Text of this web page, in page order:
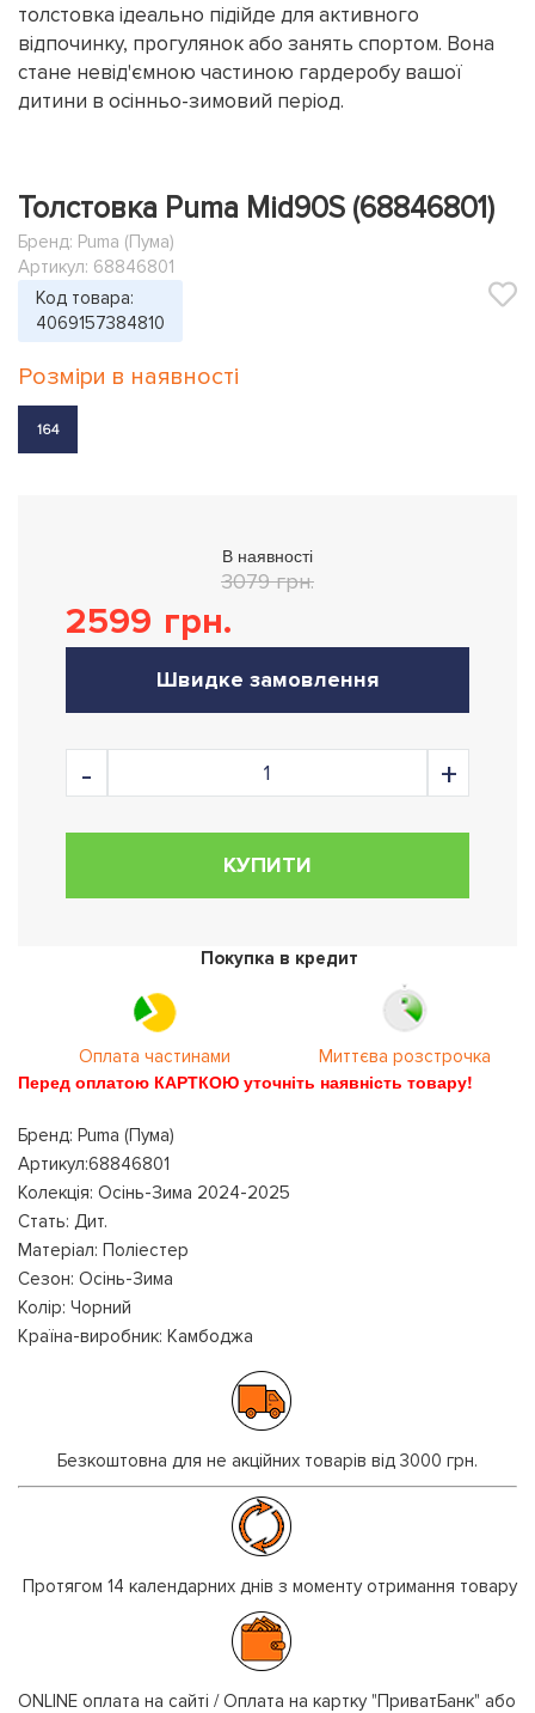
толстовка ідеально підійде для активного
відпочинку, прогулянок або занять спортом. Вона
стане невід'ємною частиною гардеробу вашої
дитини в осінньо-зимовий період.
Толстовка Puma Mid90S (68846801)
Бренд: Puma (Пума)
Артикул: 68846801
Код товара:
4069157384810
Розміри в наявності
164
В наявності
3079 грн.
2599 грн.
Швидке замовлення
КУПИТИ
Покупка в кредит
Оплата частинами Миттєва розстрочка
Перед оплатою КАРТКОЮ уточніть наявність товару!
Бренд: Puma (Пума)
Артикул:68846801
Колекція: Осінь-Зима 2024-2025
Стать: Дит.
Матеріал: Поліестер
Сезон: Осінь-Зима
Колір: Чорний
Країна-виробник: Камбоджа
Безкоштовна для не акційних товарів від 3000 грн.
Протягом 14 календарних днів з моменту отримання товару
ONLINE оплата на сайті / Оплата на картку "ПриватБанк" або